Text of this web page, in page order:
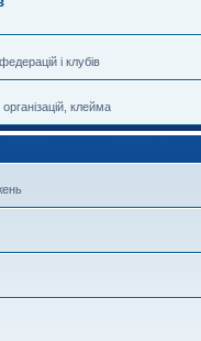
і клубів
клейма